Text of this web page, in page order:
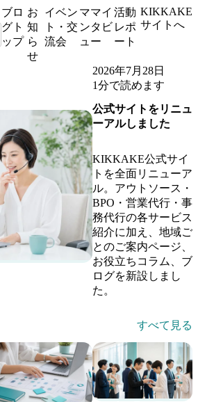
ブロ
グト
ップ
お
知
ら
せ
イベン
ト・交
流会
ママイ
ンタビ
ュー
活動
レポ
ート
KIKKAKE
サイトへ
2026年7月28日
1分で読めます
公式サイトをリニュ
ーアルしました
KIKKAKE公式サイ
トを全面リニューア
ル。アウトソース・
BPO・営業代行・事
務代行の各サービス
紹介に加え、地域ご
とのご案内ページ、
お役立ちコラム、ブ
ログを新設しまし
た。
すべて見る